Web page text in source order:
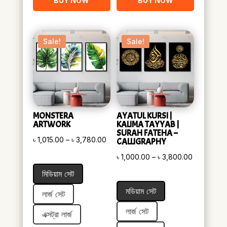
Sale!
MONSTERA
ARTWORK
৳ 1,015.00 – ৳ 3,780.00Price
range:
৳ 3,780.00
মিডিয়াম সেট
লার্জ সেট
এক্সট্রা লার্জ
Sale!
AYATUL KURSI |
KALIMA TAYYAB |
SURAH FATEHA –
CALLIGRAPHY
৳1,000.00 – ৳3,800.00
মডিয়াম সেট
লার্জ সেট